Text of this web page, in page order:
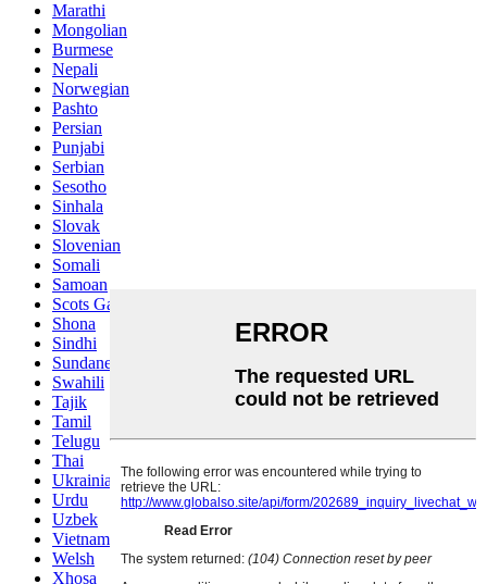
Marathi
Mongolian
Burmese
Nepali
Norwegian
Pashto
Persian
Punjabi
Serbian
Sesotho
Sinhala
Slovak
Slovenian
Somali
Samoan
Scots Gaelic
Shona
Sindhi
Sundanese
Swahili
Tajik
Tamil
Telugu
Thai
Ukrainian
Urdu
Uzbek
Vietnamese
Welsh
Xhosa